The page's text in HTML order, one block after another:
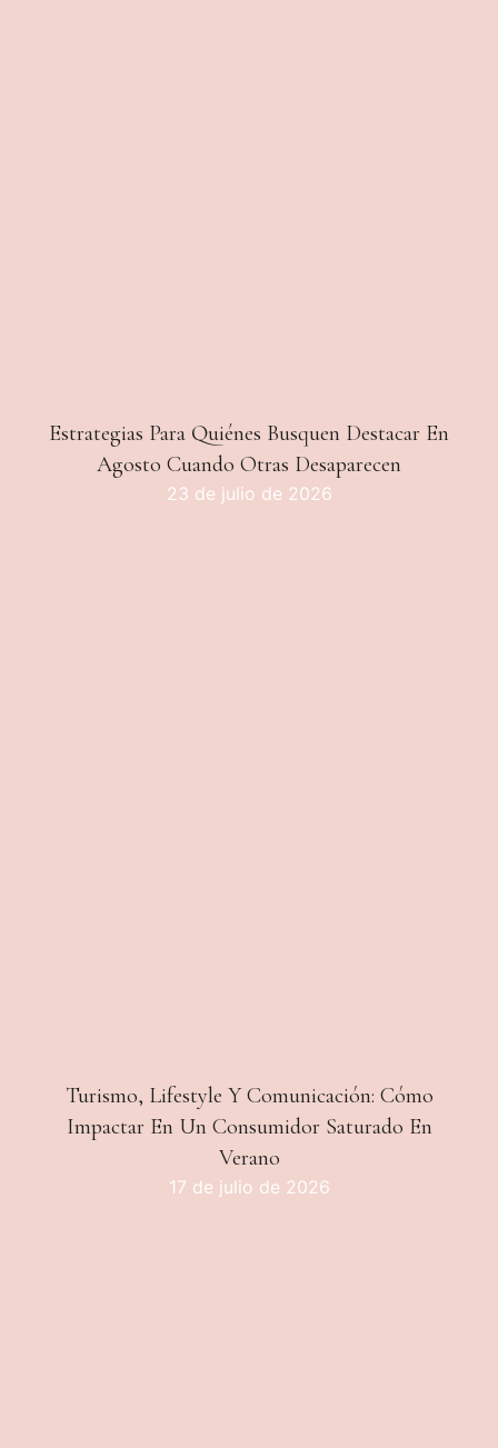
Estrategias Para Quiénes Busquen Destacar En
Agosto Cuando Otras Desaparecen
23 de julio de 2026
Turismo, Lifestyle Y Comunicación: Cómo
Impactar En Un Consumidor Saturado En
Verano
17 de julio de 2026